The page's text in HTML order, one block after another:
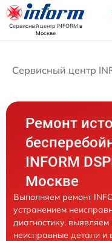
Сервисный центр INFORM в
Москве
Сервисный центр
Ремонт
INFORM
Москве
Выполняем ремонт
устранением
диагностику,
неисправные детали и